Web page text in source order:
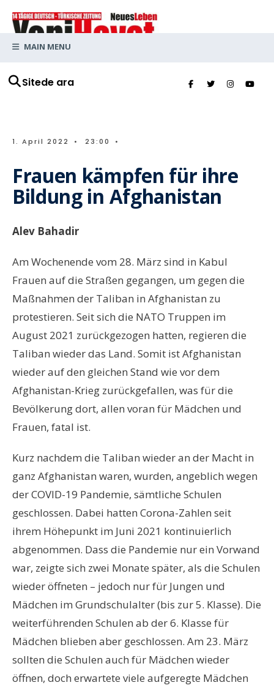
Sitede ara
MAIN MENU
1. April 2022 • 23:00 •
Frauen kämpfen für ihre
Bildung in Afghanistan
Alev Bahadir
Am Wochenende vom 28. März sind in Kabul
Frauen auf die Straßen gegangen, um gegen die
Maßnahmen der Taliban in Afghanistan zu
protestieren. Seit sich die NATO Truppen im
August 2021 zurückgezogen hatten, regieren die
Taliban wieder das Land. Somit ist Afghanistan
wieder auf den gleichen Stand wie vor dem
Afghanistan-Krieg zurückgefallen, was für die
Bevölkerung dort, allen voran für Mädchen und
Frauen, fatal ist.
Kurz nachdem die Taliban wieder an der Macht in
ganz Afghanistan waren, wurden, angeblich wegen
der COVID-19 Pandemie, sämtliche Schulen
geschlossen. Dabei hatten Corona-Zahlen seit
ihrem Höhepunkt im Juni 2021 kontinuierlich
abgenommen. Dass die Pandemie nur ein Vorwand
war, zeigte sich zwei Monate später, als die Schulen
wieder öffneten – jedoch nur für Jungen und
Mädchen im Grundschulalter (bis zur 5. Klasse). Die
weiterführenden Schulen ab der 6. Klasse für
Mädchen blieben aber geschlossen. Am 23. März
sollten die Schulen auch für Mädchen wieder
öffnen, doch erwartete viele aufgeregte Mädchen